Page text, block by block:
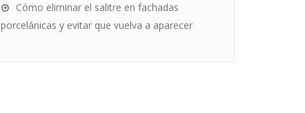
Cómo eliminar el salitre en fachadas
porcelánicas y evitar que vuelva a aparecer